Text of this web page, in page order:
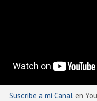
Suscribe a mi Canalen